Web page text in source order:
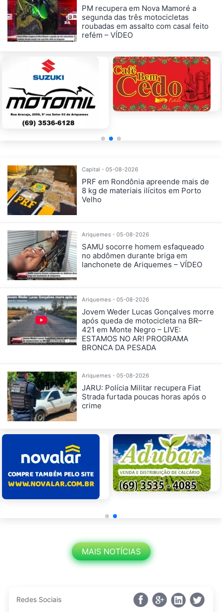
PM recupera em Nova Mamoré a
segunda das três motocicletas
roubadas em assalto com casal feito
refém – VÍDEO
Capital - 05-08-2026
PRF em Rondônia apreende mais de
8 kg de materiais ilícitos em Porto
Velho
Ariquemes - 05-08-2026
SAMU socorre homem esfaqueado
no abdômen durante briga em
lanchonete de Ariquemes – VÍDEO
Ariquemes - 05-08-2026
Jovem Weder Lucas Gonçalves morre
após queda de motocicleta na BR–
421 em Monte Negro – LIVE:
ESTAMOS NO AR! PROGRAMA
BRONCA DA PESADA
Ariquemes - 05-08-2026
JARU: Polícia Militar recupera Fiat
Strada furtada poucas horas após o
crime
MAIS NOTÍCIAS
Redes Sociais